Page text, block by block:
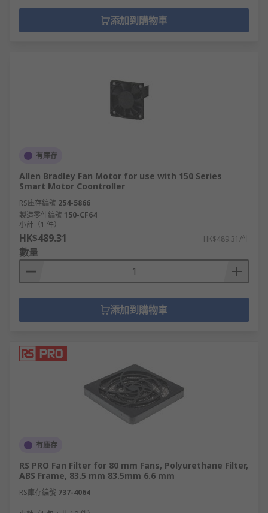
添加到購物車
有庫存
Allen Bradley Fan Motor for use with 150 Series
Smart Motor Coontroller
RS庫存編號 254-5866
製造零件編號 150-CF64
小計（1 件）
HK$489.31 HK$489.31/件
數量
添加到購物車
有庫存
RS PRO Fan Filter for 80 mm Fans, Polyurethane Filter,
ABS Frame, 83.5 mm 83.5mm 6.6 mm
RS庫存編號 737-4064